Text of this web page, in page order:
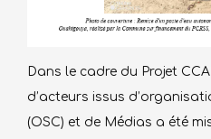
Dans le cadre du Projet
d’acteurs issus
(OSC) et de Médias a été